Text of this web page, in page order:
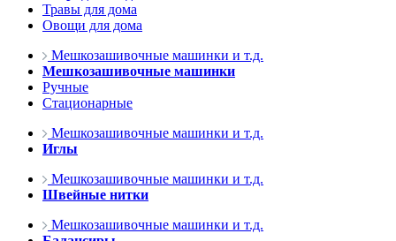
Травы для дома
Овощи для дома
Мешкозашивочные машинки и т.д.
Мешкозашивочные машинки
Ручные
Стационарные
Мешкозашивочные машинки и т.д.
Иглы
Мешкозашивочные машинки и т.д.
Швейные нитки
Мешкозашивочные машинки и т.д.